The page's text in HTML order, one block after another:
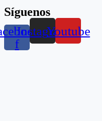
Síguenos
f
InstagramYoutube